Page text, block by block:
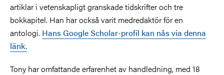
artiklar i vetenskapligt granskade tidskrifter och tre
bokkapitel. Han har också varit medredaktör för en
antologi. Hans Google Scholar-profil kan nås via denna
länk.
Tony har omfattande erfarenhet av handledning, med 18